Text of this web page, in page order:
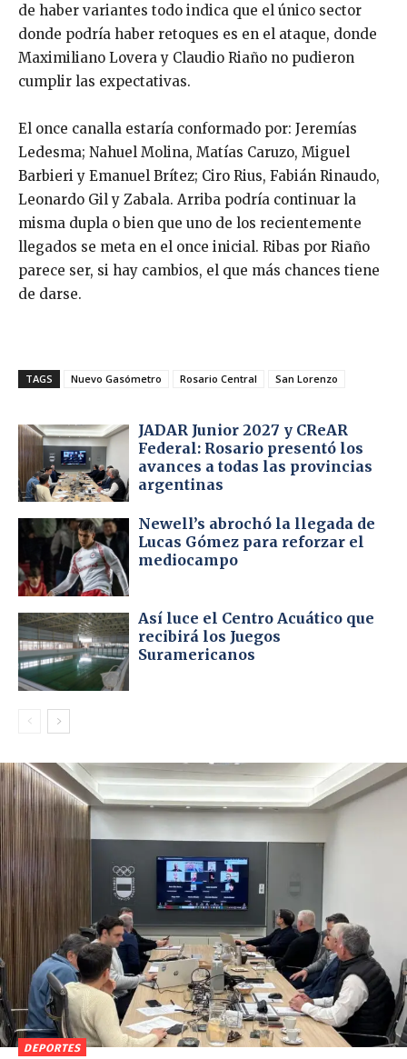
de haber variantes todo indica que el único sector
donde podría haber retoques es en el ataque, donde
Maximiliano Lovera y Claudio Riaño no pudieron
cumplir las expectativas.
El once canalla estaría conformado por: Jeremías
Ledesma; Nahuel Molina, Matías Caruzo, Miguel
Barbieri y Emanuel Brítez; Ciro Rius, Fabián Rinaudo,
Leonardo Gil y Zabala. Arriba podría continuar la
misma dupla o bien que uno de los recientemente
llegados se meta en el once inicial. Ribas por Riaño
parece ser, si hay cambios, el que más chances tiene
de darse.
TAGS Nuevo Gasómetro Rosario Central San Lorenzo
JADAR Junior 2027 y CReAR
Federal: Rosario presentó los
avances a todas las provincias
argentinas
Newell’s abrochó la llegada de
Lucas Gómez para reforzar el
mediocampo
Así luce el Centro Acuático que
recibirá los Juegos
Suramericanos
DEPORTES